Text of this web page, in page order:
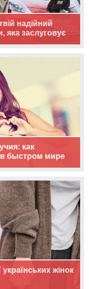
надійний
яка заслуговує
как
в быстром мире
жінок